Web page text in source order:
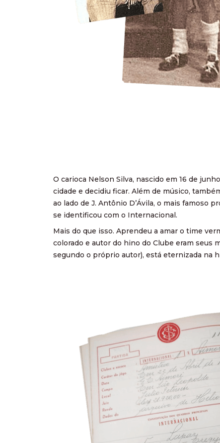
O carioca Nelson Silva, nascido em 16 de
cidade e decidiu ficar. Além de músico,
ao lado de J. Antônio D’Ávila, o mais famoso
se identificou com o Internacional.
Mais do que isso. Aprendeu a amar o time
colorado e autor do hino do Clube eram seus
segundo o próprio autor), está eternizada na